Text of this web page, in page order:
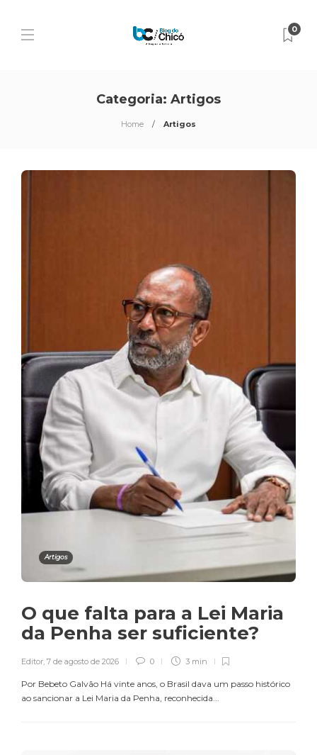
0
Categoria: Artigos
Home Artigos
Artigos
O que falta para a Lei Maria
da Penha ser suficiente?
Editor 7 de agosto de 2026 0 3 min
Por Bebeto Galvão Há vinte anos, o Brasil dava um passo histórico
ao sancionar a Lei Maria da Penha, reconhecida...